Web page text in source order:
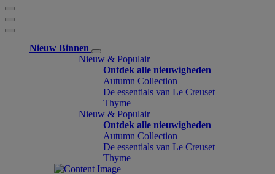
Nieuw Binnen
Nieuw & Populair
Ontdek alle nieuwigheden
Autumn Collection
De essentials van Le Creuset
Thyme
Nieuw & Populair
Ontdek alle nieuwigheden
Autumn Collection
De essentials van Le Creuset
Thyme